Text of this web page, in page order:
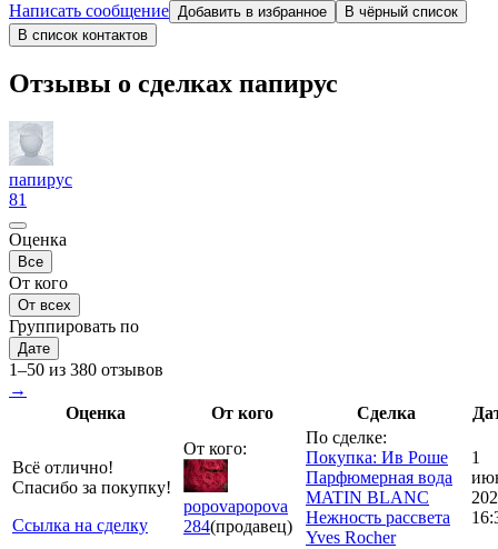
Написать сообщение Добавить в избранное
В чёрный список
В список контактов
Отзывы о сделках папирус
папирус
81
Оценка
Все
От кого
От всех
Группировать по
Дате
1–50 из 380 отзывов
→
Оценка
От кого Сделка
Всё отлично!
Спасибо за покупку!
Ссылка на сделку
От кого:
popovapopova
284(продавец)
По сделке:
Покупка: Ив Роше
Парфюмерная вода
MATIN BLANC
Нежность рассвета
Yves Rocher
1